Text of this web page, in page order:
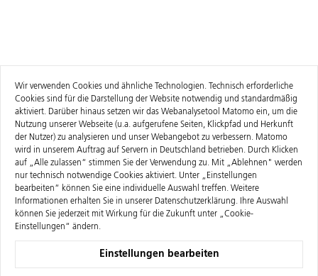
Wir verwenden Cookies und ähnliche Technologien. Technisch erforderliche
Cookies sind für die Darstellung der Website notwendig und standardmäßig
aktiviert. Darüber hinaus setzen wir das Webanalysetool Matomo ein, um die
Nutzung unserer Webseite (u.a. aufgerufene Seiten, Klickpfad und Herkunft
der Nutzer) zu analysieren und unser Webangebot zu verbessern. Matomo
wird in unserem Auftrag auf Servern in Deutschland betrieben. Durch Klicken
auf „Alle zulassen“ stimmen Sie der Verwendung zu. Mit „Ablehnen" werden
nur technisch notwendige Cookies aktiviert. Unter „Einstellungen
bearbeiten“ können Sie eine individuelle Auswahl treffen. Weitere
Informationen erhalten Sie in unserer Datenschutzerklärung. Ihre Auswahl
können Sie jederzeit mit Wirkung für die Zukunft unter „Cookie-
Einstellungen“ ändern.
Einstellungen bearbeiten